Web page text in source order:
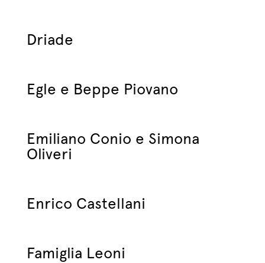
Driade
Egle e Beppe Piovano
Emiliano Conio e Simona
Oliveri
Enrico Castellani
Famiglia Leoni